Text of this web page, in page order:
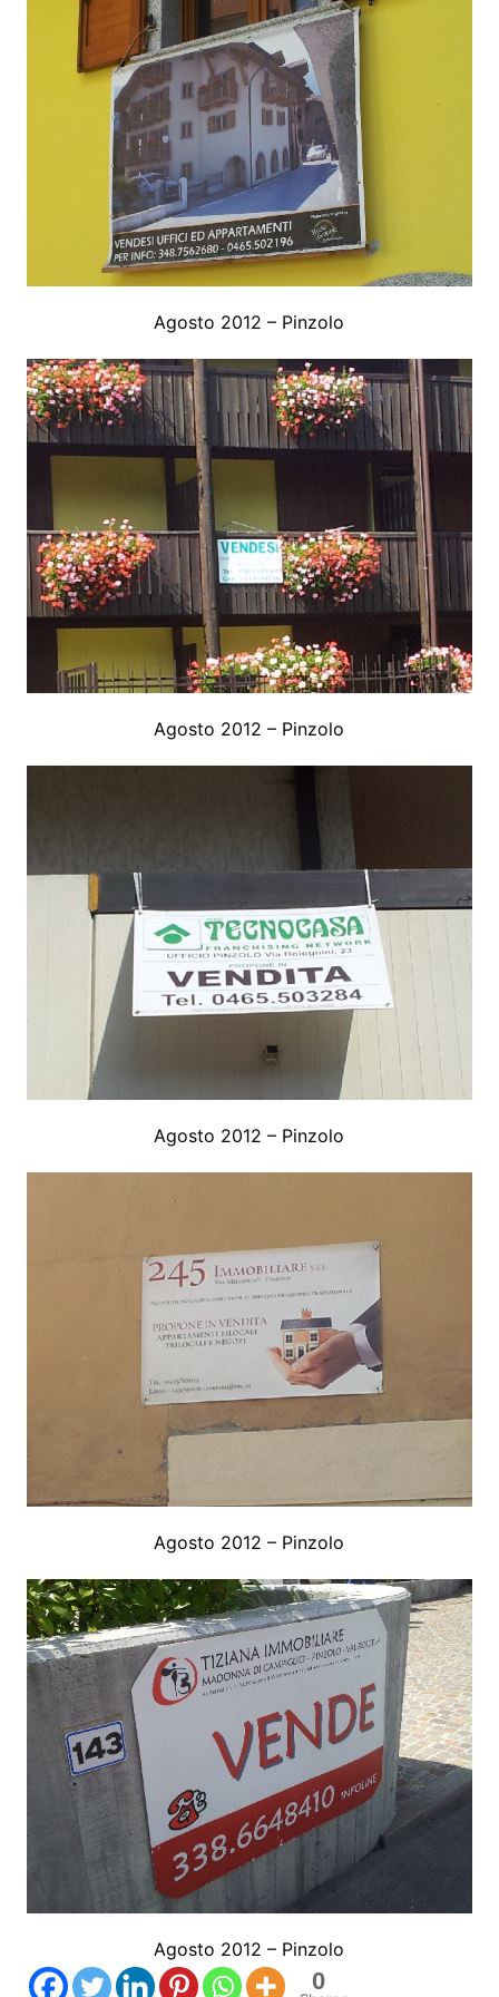
Agosto 2012 – Pinzolo
Agosto 2012 – Pinzolo
Agosto 2012 – Pinzolo
Agosto 2012 – Pinzolo
Agosto 2012 – Pinzolo
0